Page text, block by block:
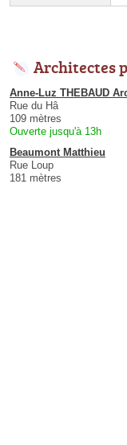
Architectes
Anne-Luz THEBAUD
Rue du Hâ
109 mètres
Ouverte jusqu'à 13h
Beaumont Matthieu
Rue Loup
181 mètres